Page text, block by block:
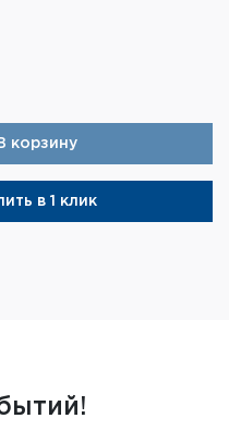
корзину
в 1 клик